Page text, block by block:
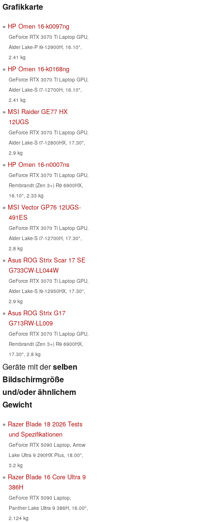
Grafikkarte
HP Omen 16-k0097ng
GeForce RTX 3070 Ti Laptop GPU,
Alder Lake-P i9-12900H, 16.10",
2.41 kg
HP Omen 16-k0168ng
GeForce RTX 3070 Ti Laptop GPU,
Alder Lake-S i7-12700H, 16.10",
2.41 kg
MSI Raider GE77 HX
12UGS
GeForce RTX 3070 Ti Laptop GPU,
Alder Lake-S i7-12800HX, 17.30",
2.9 kg
HP Omen 16-n0007ns
GeForce RTX 3070 Ti Laptop GPU,
Rembrandt (Zen 3+) R9 6900HX,
16.10", 2.33 kg
MSI Vector GP76 12UGS-
491ES
GeForce RTX 3070 Ti Laptop GPU,
Alder Lake-S i7-12700H, 17.30",
2.8 kg
Asus ROG Strix Scar 17 SE
G733CW-LL044W
GeForce RTX 3070 Ti Laptop GPU,
Alder Lake-S i9-12950HX, 17.30",
2.9 kg
Asus ROG Strix G17
G713RW-LL009
GeForce RTX 3070 Ti Laptop GPU,
Rembrandt (Zen 3+) R9 6900HX,
17.30", 2.8 kg
Geräte mit derselben
Bildschirmgröße
und/oder ähnlichem
Gewicht
Razer Blade 18 2026 Tests
und Spezifikationen
GeForce RTX 5090 Laptop, Arrow
Lake Ultra 9 290HX Plus, 18.00",
3.2 kg
Razer Blade 16 Core Ultra 9
386H
GeForce RTX 5090 Laptop,
Panther Lake Ultra 9 386H, 16.00",
2.124 kg